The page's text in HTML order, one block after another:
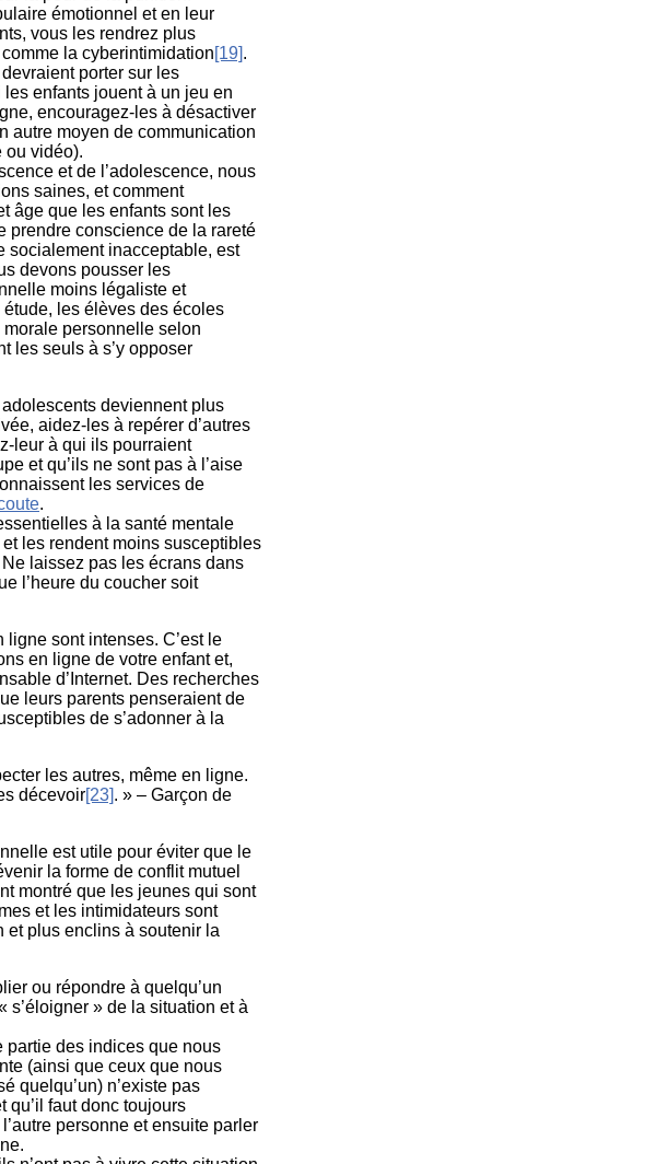
émotionnel et en leur
vous les rendrez plus
la cyberintimidation[19].
porter sur les
enfants jouent à un jeu en
encouragez-les à désactiver
autre moyen de communication
ou vidéo).
et de l’adolescence, nous
saines, et comment
âge que les enfants sont les
prendre conscience de la rareté
socialement inacceptable, est
devons pousser les
moins légaliste et
les élèves des écoles
personnelle selon
les seuls à s’y opposer
deviennent plus
aidez-les à repérer d’autres
leur à qui ils pourraient
et qu’ils ne sont pas à l’aise
les services de
.
à la santé mentale
les rendent moins susceptibles
Ne laissez pas les écrans dans
l’heure du coucher soit
sont intenses. C’est le
en ligne de votre enfant et,
d’Internet. Des recherches
leurs parents penseraient de
de s’adonner à la
les autres, même en ligne.
décevoir[23]. » – Garçon de
est utile pour éviter que le
la forme de conflit mutuel
montré que les jeunes qui sont
et les intimidateurs sont
et plus enclins à soutenir la
ou répondre à quelqu’un
s’éloigner » de la situation et à
partie des indices que nous
(ainsi que ceux que nous
quelqu’un) n’existe pas
qu’il faut donc toujours
personne et ensuite parler